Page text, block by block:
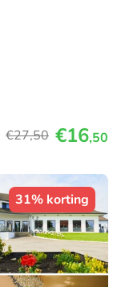
€27,50 €16,50
31% korting